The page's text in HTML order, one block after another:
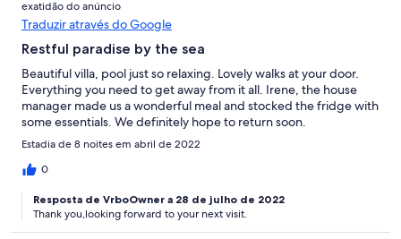
exatidão do anúncio
Traduzir através do Google
Restful paradise by the sea
Beautiful villa, pool just so relaxing. Lovely walks at your door.
Everything you need to get away from it all. Irene, the house
manager made us a wonderful meal and stocked the fridge with
some essentials. We definitely hope to return soon.
Estadia de 8 noites em abril de 2022
0
Resposta de VrboOwner a 28 de julho de 2022
Thank you,looking forward to your next visit.